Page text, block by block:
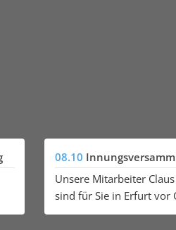
08.10
Unsere Mitarbeiter
sind für Sie in Erfurt vor